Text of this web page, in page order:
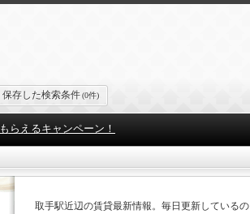
保存した検索条件(0件)
もらえるキャンペーン！
取手駅近辺の賃貸最新情報。毎日更新しているの